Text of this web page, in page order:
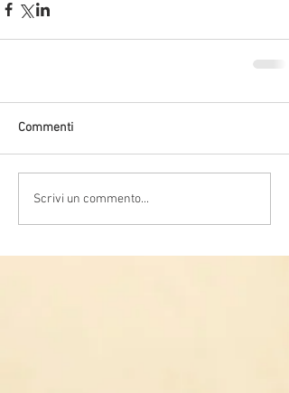
Commenti
Scrivi un commento...